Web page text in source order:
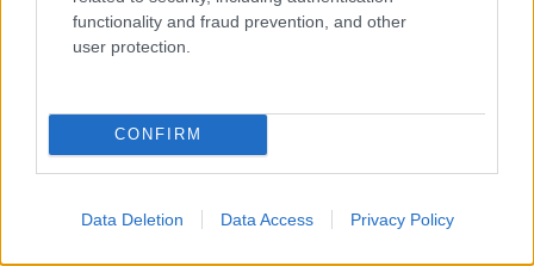
functionality and fraud prevention, and other
user protection.
CONFIRM
Data Deletion Data Access Privacy Policy
E-PTOLEMEOS.GR
NEWSLETTER